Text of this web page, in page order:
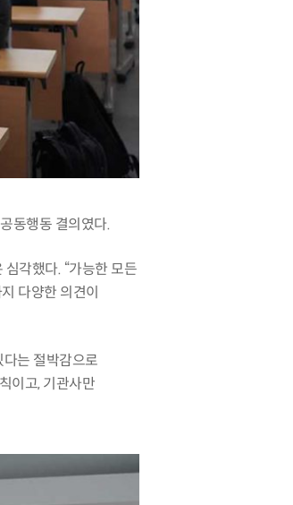
동행동 결의였다.
심각했다. “가능한 모든
다양한 의견이
는 절박감으로
이고,기관사만